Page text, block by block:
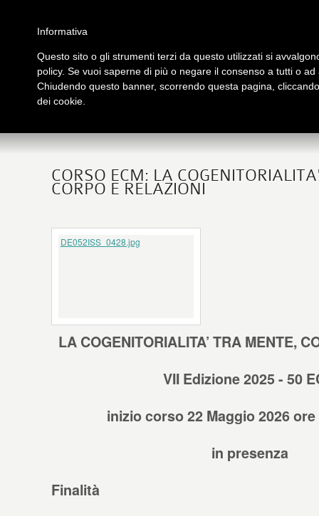
Home
Galleria immagini
PRESENTAZIONE
tutto su Logos
CORSO ECM: LA
CORPO E RELAZIONI
DE052ISS_0428.jpg
LA COGENITORIALITA’ TRA MENTE,
VII Edizione 2025 - 50
inizio corso 22 Maggio 2026 ore
in presenza
Finalità
Informativa
Questo sito o gli strumenti terzi da questo utilizzati si
policy. Se vuoi saperne di più o negare il consenso a tutti o
Chiudendo questo banner, scorrendo questa pagina,
dei cookie.